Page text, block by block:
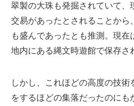
翠製の大珠も発掘されていて、
交易があったとされることから
も盛んであったとも推測。現在
地内にある縄文時遊館で保存さ
しかし、これほどの高度の技術
をするほどの集落だったのにも